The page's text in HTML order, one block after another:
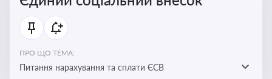
ПРО ЩО ТЕМА:
Питання нарахування та сплати ЄСВ